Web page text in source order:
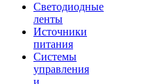
Светодиодные
ленты
Источники
питания
Системы
управления
и